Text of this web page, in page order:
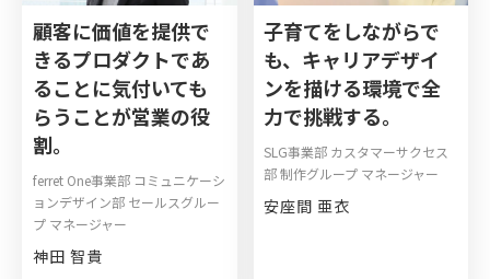
顧客に価値を提供で
きるプロダクトであ
ることに気付いても
らうことが営業の役
割。
ferret One事業部 コミュニケーシ
ョンデザイン部 セールスグルー
プ マネージャー
神田 智貴
子育てをしながらで
も、キャリアデザイ
ンを描ける環境で全
力で挑戦する。
SLG事業部 カスタマーサクセス
部 制作グループ マネージャー
安座間 亜衣